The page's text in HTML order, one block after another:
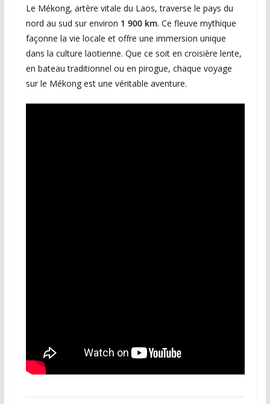
Le Mékong, artère vitale du Laos, traverse le pays du
nord au sud sur environ 1 900 km. Ce fleuve mythique
façonne la vie locale et offre une immersion unique
dans la culture laotienne. Que ce soit en croisière lente,
en bateau traditionnel ou en pirogue, chaque voyage
sur le Mékong est une véritable aventure.